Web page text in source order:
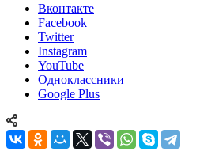
Вконтакте
Facebook
Twitter
Instagram
YouTube
Одноклассники
Google Plus